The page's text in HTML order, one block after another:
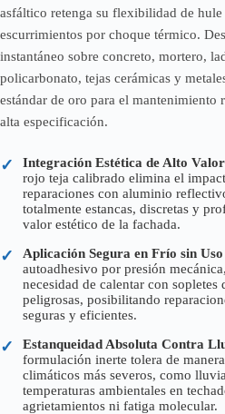
asfáltico retenga su flexibilidad de
escurrimientos por choque térmico.
instantáneo sobre concreto, mortero,
policarbonato, tejas cerámicas y
estándar de oro para el mantenimiento
alta especificación.
✓ Integración Estética de Alto
rojo teja calibrado elimina el
reparaciones con aluminio
totalmente estancas, discretas y
valor estético de la fachada.
✓ Aplicación Segura en Frío sin Uso
autoadhesivo por presión
necesidad de calentar con sopletes
peligrosas, posibilitando
seguras y eficientes.
✓ Estanqueidad Absoluta Contra
formulación inerte tolera de
climáticos más severos, como
temperaturas ambientales en
agrietamientos ni fatiga molecular.